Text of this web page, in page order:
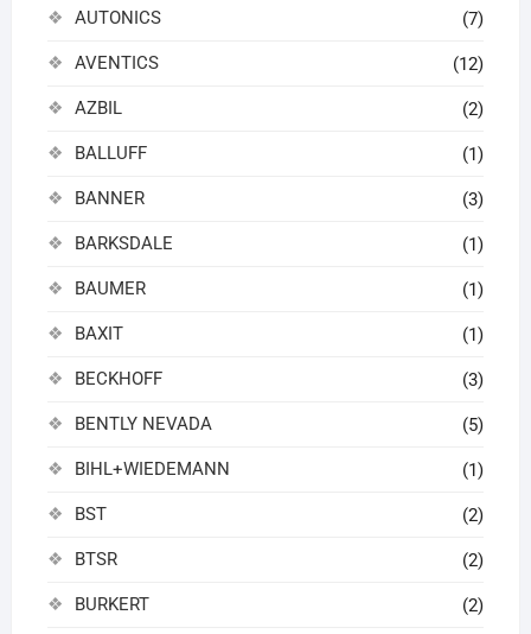
AUTONICS (7)
AVENTICS (12)
AZBIL (2)
BALLUFF (1)
BANNER (3)
BARKSDALE (1)
BAUMER (1)
BAXIT (1)
BECKHOFF (3)
BENTLY NEVADA (5)
BIHL+WIEDEMANN (1)
BST (2)
BTSR (2)
BURKERT (2)